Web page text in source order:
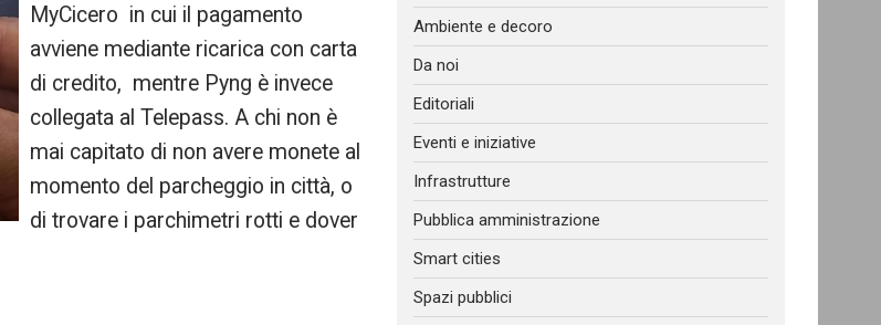
MyCicero in cui il pagamento
avviene mediante ricarica con carta
di credito, mentre Pyng è invece
collegata al Telepass. A chi non è
mai capitato di non avere monete al
momento del parcheggio in città, o
di trovare i parchimetri rotti e dover
Ambiente e decoro
Da noi
Editoriali
Eventi e iniziative
Infrastrutture
Pubblica amministrazione
Smart cities
Spazi pubblici